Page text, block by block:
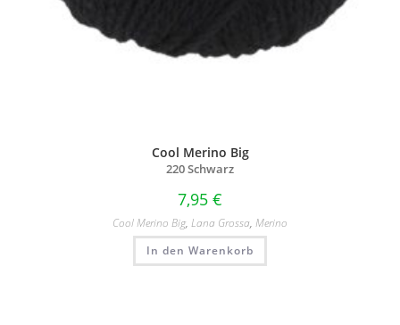
Cool Merino Big
220 Schwarz
7,95 €
Cool Merino Big, Lana Grossa, Merino
In den Warenkorb